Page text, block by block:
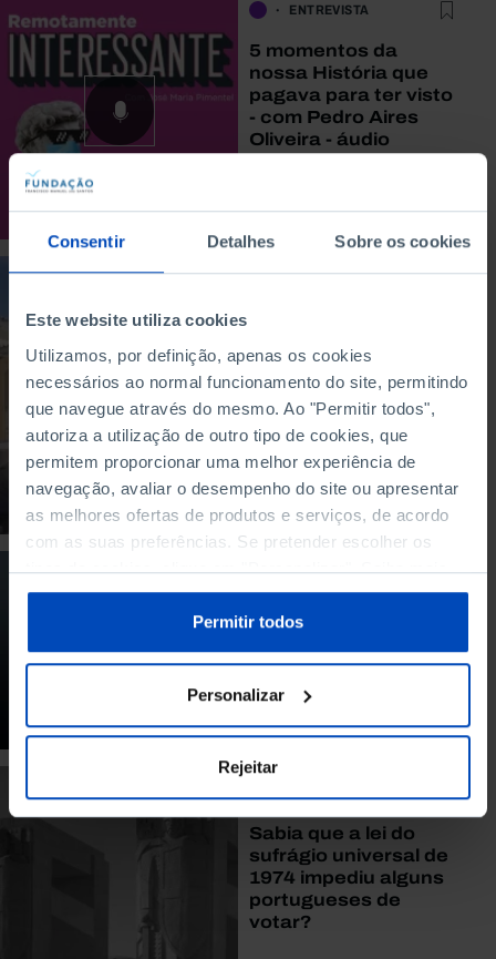
Consentir Detalhes Sobre os cookies
Este website utiliza cookies
Utilizamos, por definição, apenas os cookies
necessários ao normal funcionamento do site, permitindo
que navegue através do mesmo. Ao "Permitir todos",
autoriza a utilização de outro tipo de cookies, que
permitem proporcionar uma melhor experiência de
navegação, avaliar o desempenho do site ou apresentar
as melhores ofertas de produtos e serviços, de acordo
com as suas preferências. Se pretender escolher os
tipos de cookies, clique em "Personalizar". Saiba mais
sobre cookies através da gestão de preferências ou da
Política de Cookies.
Permitir todos
Personalizar
Rejeitar
ENTREVISTA
5 momentos da
nossa História que
pagava para ter visto
- com Pedro Aires
Oliveira - áudio
Descolonização,
guerra civil e
sociedade pós-
colonial em Angola e
Moçambique
16/08/2019
4 MIN
PODCAST
O que seria de nós
25/05/2019
Sabia que a lei do
sufrágio universal de
1974 impediu alguns
portugueses de
votar?